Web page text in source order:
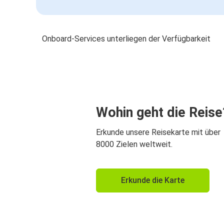
Onboard-Services unterliegen der Verfügbarkeit
Wohin geht die
Erkunde unsere Reisekarte mit über
8000 Zielen weltweit.
Erkunde die Karte